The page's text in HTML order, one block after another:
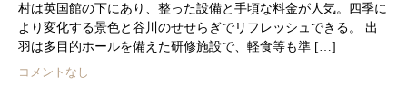
村は英国館の下にあり、整った設備と手頃な料金が人気。四季に
より変化する景色と谷川のせせらぎでリフレッシュできる。 出
羽は多目的ホールを備えた研修施設で、軽食等も準 […]
コメントなし